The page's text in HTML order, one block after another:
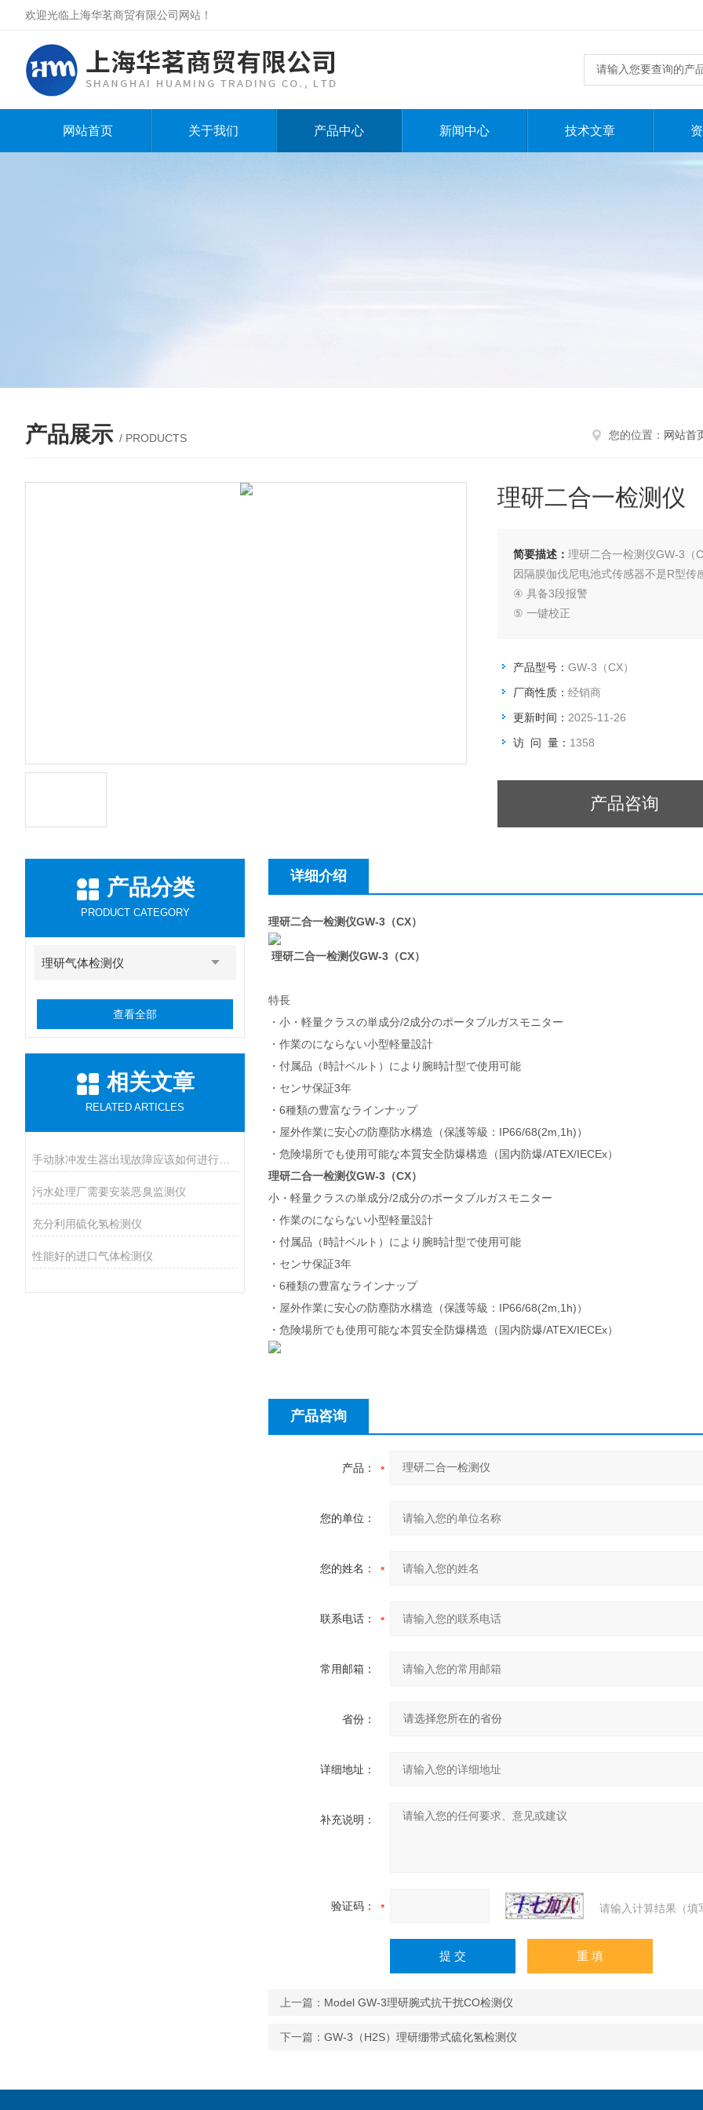
欢迎光临上海华茗商贸有限公司网站！
网站首页 关于我们 产品中心 新闻中心 技术文章
产品展示 / PRODUCTS 您的位置： 网站首
理研二合一检测仪
简要描述： 理研二合一检测仪GW-3（
因隔膜伽伐尼电池式传感器不是R型传
④ 具备3段报警
⑤ 一键校正
产品型号： GW-3（CX）
厂商性质： 经销商
更新时间： 2025-11-26
访 问 量： 1358
产品咨询
产品分类
PRODUCT CATEGORY
理研气体检测仪
查看全部
相关文章
RELATED ARTICLES
污水处理厂需要安装恶臭监测仪
充分利用硫化氢检测仪
性能好的进口气体检测仪
详细介绍
理研二合一检测仪GW-3（CX）
理研二合一检测仪GW-3（CX）
特長
・小・軽量クラスの単成分/2成分のポータブルガスモニター
・作業のにならない小型軽量設計
・付属品（時計ベルト）により腕時計型で使用可能
・センサ保証3年
・6種類の豊富なラインナップ
・屋外作業に安心の防塵防水構造（保護等級：IP66/68(2m,1h)）
・危険場所でも使用可能な本質安全防爆構造（国内防爆/ATEX/IECEx）
理研二合一检测仪GW-3（CX）
小・軽量クラスの単成分/2成分のポータブルガスモニター
・作業のにならない小型軽量設計
・付属品（時計ベルト）により腕時計型で使用可能
・センサ保証3年
・6種類の豊富なラインナップ
・屋外作業に安心の防塵防水構造（保護等級：IP66/68(2m,1h)）
・危険場所でも使用可能な本質安全防爆構造（国内防爆/ATEX/IECEx）
产品咨询
产品：
您的单位：
您的姓名：
联系电话：
常用邮箱：
省份：
详细地址：
补充说明：
验证码： 请输入计算结果（填
上一篇： Model GW-3理研腕式抗干扰CO检测仪
下一篇： GW-3（H2S）理研绷带式硫化氢检测仪